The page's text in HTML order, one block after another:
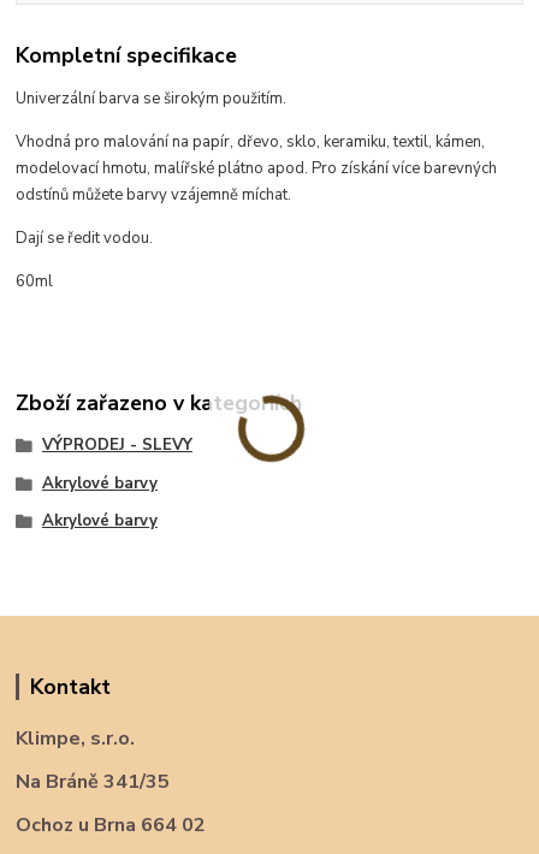
Kompletní specifikace
Univerzální barva se širokým použitím.
Vhodná pro malování na papír, dřevo, sklo, keramiku, textil, kámen,
modelovací hmotu, malířské plátno apod. Pro získání více barevných
odstínů můžete barvy vzájemně míchat.
Dají se ředit vodou.
60ml
Zboží zařazeno v kategoriích
VÝPRODEJ - SLEVY
Akrylové barvy
Akrylové barvy
Kontakt
Klimpe, s.r.o.
Na Bráně 341/35
Ochoz u Brna 664 02